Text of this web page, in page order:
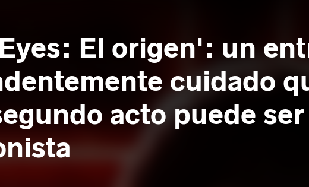
El origen': un
cuidado
acto puede